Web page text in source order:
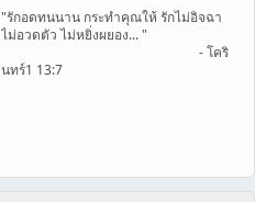
"รักอดทนนาน กระทำคุณให้ รักไม่อิจฉา
ไม่อวดตัว ไม่หยิ่งผยอง... "
- โคริ
นทร์1 13:7